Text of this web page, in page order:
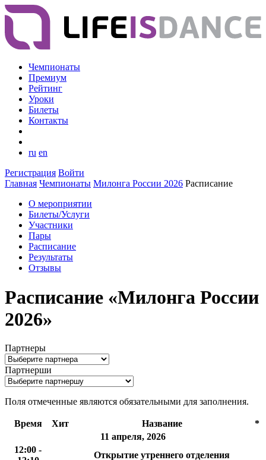
Чемпионаты
Премиум
Рейтинг
Уроки
Билеты
Контакты
ru en
Регистрация Войти
Главная Чемпионаты Милонга России 2026 Расписание
О мероприятии
Билеты/Услуги
Участники
Пары
Расписание
Результаты
Отзывы
Расписание «Милонга России
2026»
Партнеры
Партнерши
Поля отмеченные являются обязательными для заполнения.
Время Хит Название
*
11 апреля, 2026
12:00 -
Открытие утреннего отделения